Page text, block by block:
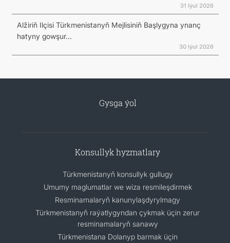
31 Iýul 2026
Alžiriň Ilçisi Türkmenistanyň Mejlisiniň Başlygyna ynanç
hatyny gowşur...
30 Iýul 2026
Gysga ýol
Konsullyk hyzmatlary
Türkmenistanyň konsullyk gullugy
Umumy maglumatlar we wiza resmileşdirmek
Resminamalaryň kanunylaşdyrylmagy
Türkmenistanyň raýatlygyndan çykmak üçin zerur
resminamalaryň sanawy
Türkmenistana Dolanyp barmak üçin